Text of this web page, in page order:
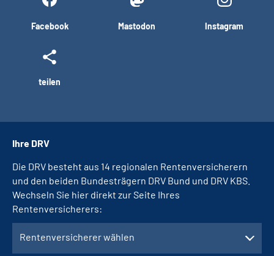
Facebook Mastodon Instagram
teilen
Ihre DRV
Die DRV besteht aus 14 regionalen Rentenversicherern
und den beiden Bundesträgern DRV Bund und DRV KBS.
Wechseln Sie hier direkt zur Seite Ihres
Rentenversicherers:
Rentenversicherer wählen